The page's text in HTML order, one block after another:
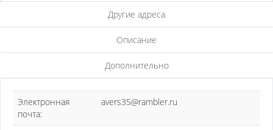
Другие адреса
Описание
Дополнительно
Электронная
почта:
avers35@rambler.ru